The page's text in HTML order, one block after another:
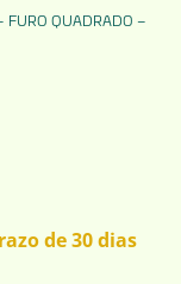
FURO QUADRADO –
de 30 dias